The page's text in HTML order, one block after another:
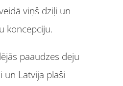
viņš dziļi un
koncepciju.
paaudzes deju
un Latvijā plaši